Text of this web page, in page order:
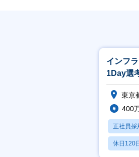
インフ
1Day選
年間案
東京
400
正社員採
休日120